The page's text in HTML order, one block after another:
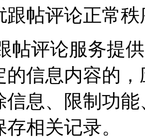
跟帖评论正常
帖评论服务提
的信息内容的
信息、限制功
相关记录。